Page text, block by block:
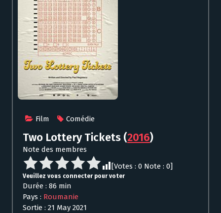
Film Comédie
Two Lottery Tickets (2016)
Note des membres
[Votes : 0 Note : 0]
Veuillez vous connecter pour voter
Durée : 86 min
Pays : Roumanie
Sortie : 21 May 2021